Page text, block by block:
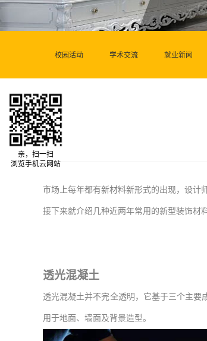
校园活动 学术交流 就业新闻
市场上每年都有新材料新形式的出现，设计
接下来就介绍几种近两年常用的新型装饰材料
透光混凝土
透光混凝土并不完全透明，它基于三个主要
用于地面、墙面及背景造型。
亲，扫一扫
浏览手机云网站